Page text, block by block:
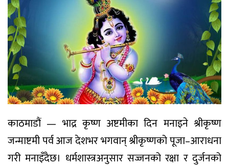
काठमाडौं — भाद्र कृष्ण अष्टमीका दिन मनाइने श्रीकृष्ण
जन्माष्टमी पर्व आज देशभर भगवान् श्रीकृष्णको पूजा–आराधना
गरी मनाइँदैछ। धर्मशास्त्रअनुसार सज्जनको रक्षा र दुर्जनको